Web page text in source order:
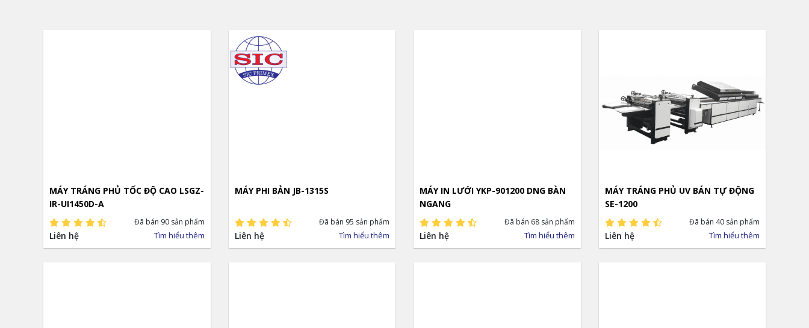
MÁY TRÁNG PHỦ TỐC ĐỘ CAO LSGZ-
IR-UI1450D-A
Đã bán 90 sản phẩm
Liên hệ Tìm hiểu thêm
MÁY PHI BẢN JB-1315S
Đã bán 95 sản phẩm
Liên hệ Tìm hiểu thêm
MÁY IN LƯỚI YKP-901200 DNG BÀN
NGANG
Đã bán 68 sản phẩm
Liên hệ Tìm hiểu thêm
MÁY TRÁNG PHỦ UV BÁN TỰ ĐỘNG
SE-1200
Đã bán 40 sản phẩm
Liên hệ Tìm hiểu thêm